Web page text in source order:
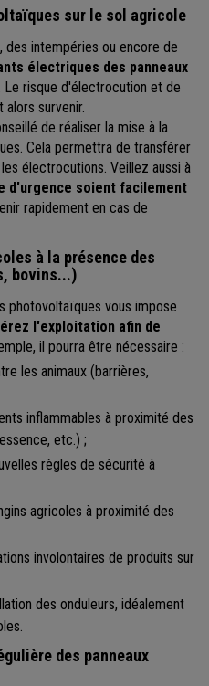
sur le sol agricole
des intempéries ou encore de
électriques des panneaux
. Le risque d'électrocution et de
survenir.
de réaliser la mise à la
Cela permettra de transférer
électrocutions. Veillez aussi à
d'urgence soient facilement
rapidement en cas de
à la présence des
bovins...)
photovoltaïques vous impose
l'exploitation afin de
il pourra être nécessaire :
les animaux (barrières,
inflammables à proximité des
etc.) ;
règles de sécurité à
agricoles à proximité des
involontaires de produits sur
des onduleurs, idéalement
des panneaux